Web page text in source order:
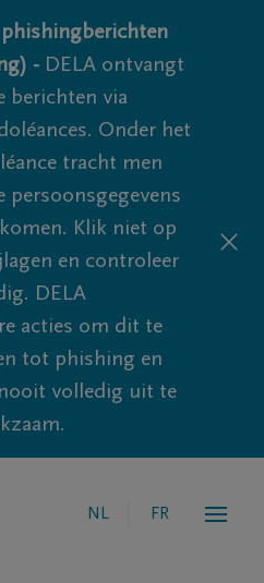
- DELA ontvangt
berichten via
Onder het
tracht men
persoonsgegevens
Klik niet op
en controleer
DELA
acties om dit te
tot phishing en
volledig uit te
NL FR